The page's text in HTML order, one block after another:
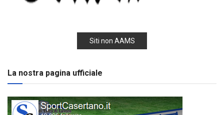
Siti non AAMS
La nostra pagina ufficiale